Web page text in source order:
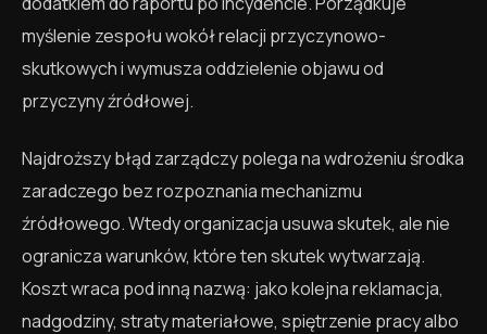
myślenie zespołu wokół relacji przyczynowo-
skutkowych i wymusza oddzielenie objawu od
przyczyny źródłowej.
Najdroższy błąd zarządczy polega na wdrożeniu środka
zaradczego bez rozpoznania mechanizmu
źródłowego. Wtedy organizacja usuwa skutek, ale nie
ogranicza warunków, które ten skutek wytwarzają.
Koszt wraca pod inną nazwą: jako kolejna reklamacja,
nadgodziny, straty materiałowe, spiętrzenie pracy albo